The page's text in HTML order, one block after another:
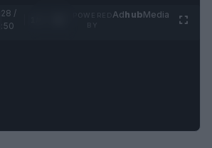
/
1:50
AdhubMedia